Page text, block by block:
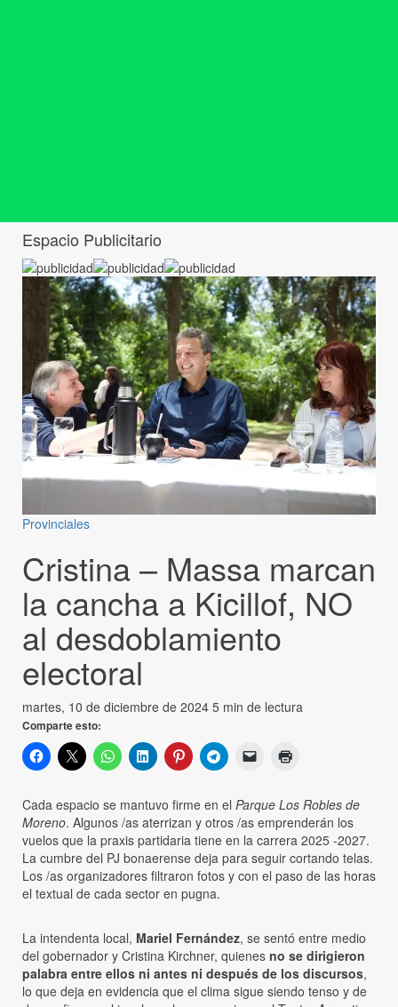
Espacio Publicitario
Provinciales
Cristina – Massa marcan
la cancha a Kicillof, NO
al desdoblamiento
electoral
martes, 10 de diciembre de 2024 5 min de lectura
Comparte esto:
Cada espacio se mantuvo firme en el Parque Los Robles de
Moreno. Algunos /as aterrizan y otros /as emprenderán los
vuelos que la praxis partidaria tiene en la carrera 2025 -2027.
La cumbre del PJ bonaerense deja para seguir cortando telas.
Los /as organizadores filtraron fotos y con el paso de las horas
el textual de cada sector en pugna.
La intendenta local, Mariel Fernández, se sentó entre medio
del gobernador y Cristina Kirchner, quienes no se dirigieron
palabra entre ellos ni antes ni después de los discursos,
lo que deja en evidencia que el clima sigue siendo tenso y de